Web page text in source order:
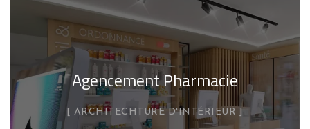
Agencement Pharmacie
ARCHITECHTURE D'INTÉRIEUR